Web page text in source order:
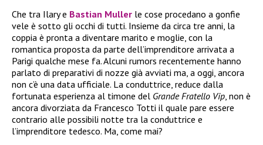
Che tra Ilary e Bastian Muller le cose procedano a gonfie
vele è sotto gli occhi di tutti. Insieme da circa tre anni, la
coppia è pronta a diventare marito e moglie, con la
romantica proposta da parte dell’imprenditore arrivata a
Parigi qualche mese fa. Alcuni rumors recentemente hanno
parlato di preparativi di nozze già avviati ma, a oggi, ancora
non c’è una data ufficiale. La conduttrice, reduce dalla
fortunata esperienza al timone del Grande Fratello Vip , non è
ancora divorziata da Francesco Totti il quale pare essere
contrario alle possibili notte tra la conduttrice e
l’imprenditore tedesco. Ma, come mai?